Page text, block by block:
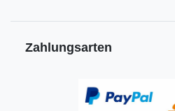
Zahlungsarten